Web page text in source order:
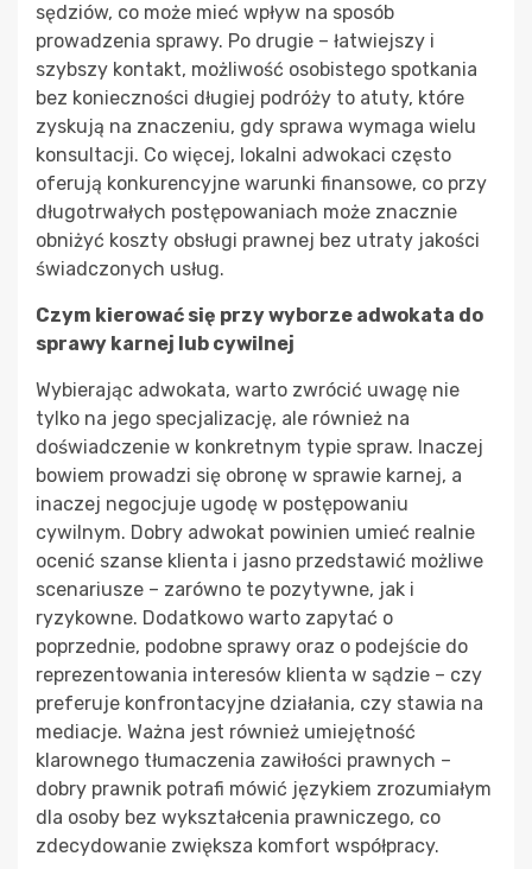
sędziów, co może mieć wpływ na sposób
prowadzenia sprawy. Po drugie – łatwiejszy i
szybszy kontakt, możliwość osobistego spotkania
bez konieczności długiej podróży to atuty, które
zyskują na znaczeniu, gdy sprawa wymaga wielu
konsultacji. Co więcej, lokalni adwokaci często
oferują konkurencyjne warunki finansowe, co przy
długotrwałych postępowaniach może znacznie
obniżyć koszty obsługi prawnej bez utraty jakości
świadczonych usług.
Czym kierować się przy wyborze adwokata do
sprawy karnej lub cywilnej
Wybierając adwokata, warto zwrócić uwagę nie
tylko na jego specjalizację, ale również na
doświadczenie w konkretnym typie spraw. Inaczej
bowiem prowadzi się obronę w sprawie karnej, a
inaczej negocjuje ugodę w postępowaniu
cywilnym. Dobry adwokat powinien umieć realnie
ocenić szanse klienta i jasno przedstawić możliwe
scenariusze – zarówno te pozytywne, jak i
ryzykowne. Dodatkowo warto zapytać o
poprzednie, podobne sprawy oraz o podejście do
reprezentowania interesów klienta w sądzie – czy
preferuje konfrontacyjne działania, czy stawia na
mediacje. Ważna jest również umiejętność
klarownego tłumaczenia zawiłości prawnych –
dobry prawnik potrafi mówić językiem zrozumiałym
dla osoby bez wykształcenia prawniczego, co
zdecydowanie zwiększa komfort współpracy.